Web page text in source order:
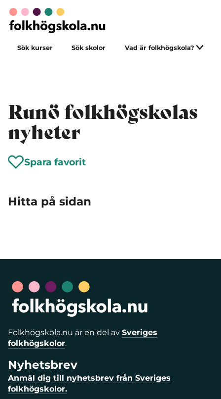
Sök kurser Sök skolor Vad är folkhögskola?
Runö folkhögskolas
nyheter
Spara favorit
Hitta på sidan
Folkhögskola.nu är en del av Sveriges
folkhögskolor.
Nyhetsbrev
Anmäl dig till nyhetsbrev från Sveriges
folkhögskolor.